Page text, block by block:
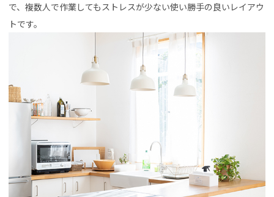
で、複数人で作業してもストレスが少ない使い勝手の良いレイアウ
トです。